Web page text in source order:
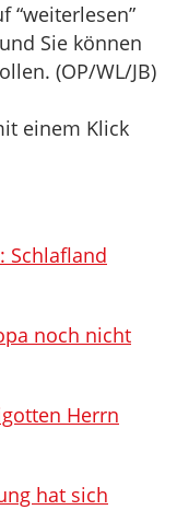
“weiterlesen”
Sie können
(OP/WL/JB)
einem Klick
Schlafland
noch nicht
Herrn
hat sich